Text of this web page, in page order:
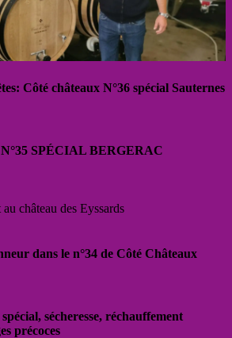
Côté châteaux N°36 spécial Sauternes
SPÉCIAL BERGERAC
château des Eyssards
dans le n°34 de Côté Châteaux
sécheresse, réchauffement
précoces